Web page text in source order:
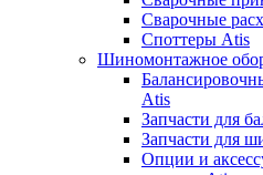
Сварочные
Споттеры Atis
Шиномонтажное
Atis
Запчасти для
Запчасти для
Опции и